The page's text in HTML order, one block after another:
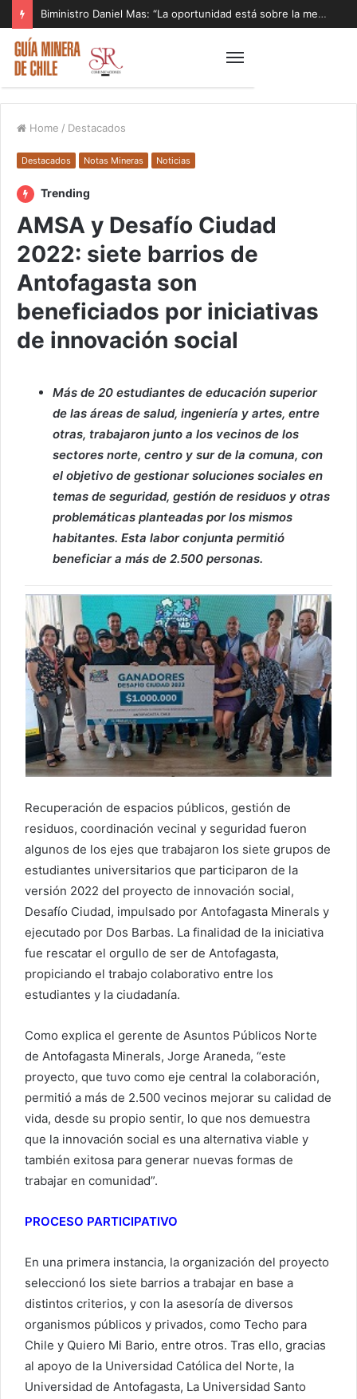
Biministro Daniel Mas: “La oportunidad está sobre la mesa y tenemos que aprovecharla”
Home / Destacados
Destacados Notas Mineras Noticias
Trending
AMSA y Desafío Ciudad
2022: siete barrios de
Antofagasta son
beneficiados por iniciativas
de innovación social
Más de 20 estudiantes de educación superior
de las áreas de salud, ingeniería y artes, entre
otras, trabajaron junto a los vecinos de los
sectores norte, centro y sur de la comuna, con
el objetivo de gestionar soluciones sociales en
temas de seguridad, gestión de residuos y otras
problemáticas planteadas por los mismos
habitantes. Esta labor conjunta permitió
beneficiar a más de 2.500 personas.
Recuperación de espacios públicos, gestión de
residuos, coordinación vecinal y seguridad fueron
algunos de los ejes que trabajaron los siete grupos de
estudiantes universitarios que participaron de la
versión 2022 del proyecto de innovación social,
Desafío Ciudad, impulsado por Antofagasta Minerals y
ejecutado por Dos Barbas. La finalidad de la iniciativa
fue rescatar el orgullo de ser de Antofagasta,
propiciando el trabajo colaborativo entre los
estudiantes y la ciudadanía.
Como explica el gerente de Asuntos Públicos Norte
de Antofagasta Minerals, Jorge Araneda, “este
proyecto, que tuvo como eje central la colaboración,
permitió a más de 2.500 vecinos mejorar su calidad de
vida, desde su propio sentir, lo que nos demuestra
que la innovación social es una alternativa viable y
también exitosa para generar nuevas formas de
trabajar en comunidad”.
PROCESO PARTICIPATIVO
En una primera instancia, la organización del proyecto
seleccionó los siete barrios a trabajar en base a
distintos criterios, y con la asesoría de diversos
organismos públicos y privados, como Techo para
Chile y Quiero Mi Bario, entre otros. Tras ello, gracias
al apoyo de la Universidad Católica del Norte, la
Universidad de Antofagasta, La Universidad Santo